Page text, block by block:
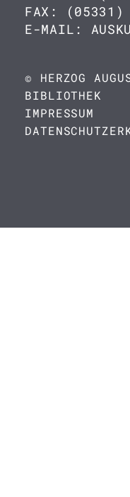
FAX: (05331)
E-MAIL:
© HERZOG
BIBLIOTHEK
IMPRESSUM